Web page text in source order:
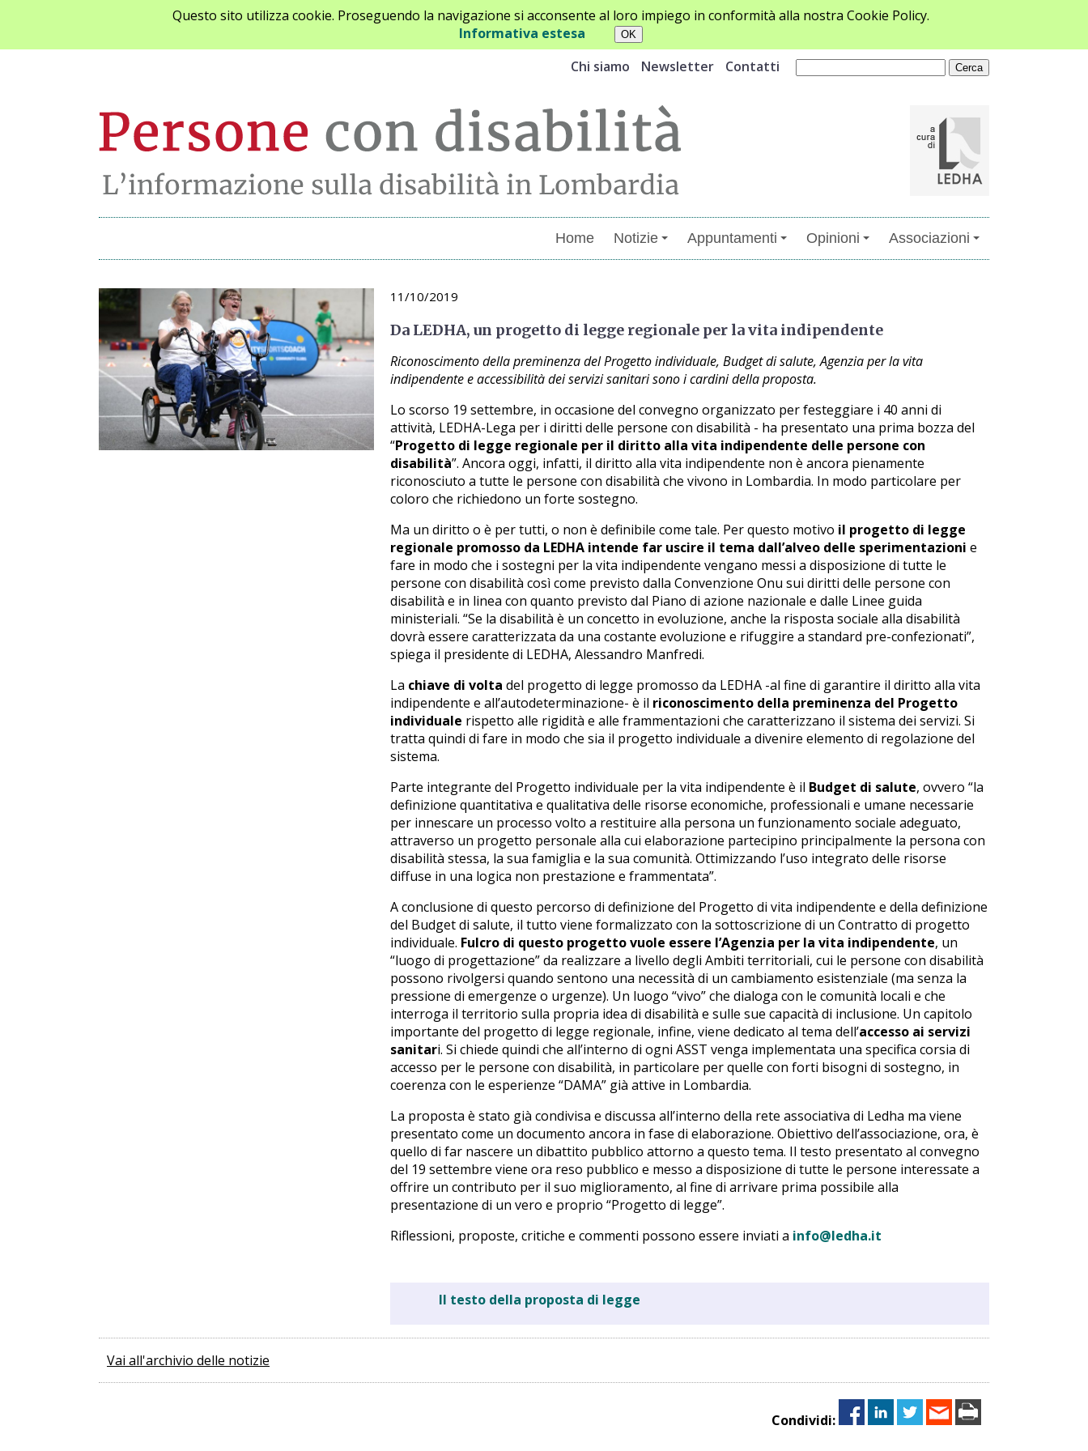
Questo sito utilizza cookie. Proseguendo la navigazione si acconsente al loro impiego in conformità alla nostra Cookie Policy.
Informativa estesa
Chi siamo
Newsletter Contatti
Home Notizie Appuntamenti Opinioni Associazioni
Archivio notizie 11/10/2019
Da LEDHA, un progetto di legge regionale per la vita indipendente
Riconoscimento della preminenza del Progetto individuale, Budget di salute, Agenzia per la vita
indipendente e accessibilità dei servizi sanitari sono i cardini della proposta.
Lo scorso 19 settembre, in occasione del convegno organizzato per festeggiare i 40 anni di
attività, LEDHA-Lega per i diritti delle persone con disabilità - ha presentato una prima bozza del
“Progetto di legge regionale per il diritto alla vita indipendente delle persone con
disabilità”. Ancora oggi, infatti, il diritto alla vita indipendente non è ancora pienamente
riconosciuto a tutte le persone con disabilità che vivono in Lombardia. In modo particolare per
coloro che richiedono un forte sostegno.
Ma un diritto o è per tutti, o non è definibile come tale. Per questo motivo il progetto di legge
regionale promosso da LEDHA intende far uscire il tema dall’alveo delle sperimentazioni e
fare in modo che i sostegni per la vita indipendente vengano messi a disposizione di tutte le
persone con disabilità così come previsto dalla Convenzione Onu sui diritti delle persone con
disabilità e in linea con quanto previsto dal Piano di azione nazionale e dalle Linee guida
ministeriali. “Se la disabilità è un concetto in evoluzione, anche la risposta sociale alla disabilità
dovrà essere caratterizzata da una costante evoluzione e rifuggire a standard pre-confezionati”,
spiega il presidente di LEDHA, Alessandro Manfredi.
La chiave di volta del progetto di legge promosso da LEDHA -al fine di garantire il diritto alla vita
indipendente e all’autodeterminazione- è il riconoscimento della preminenza del Progetto
individuale rispetto alle rigidità e alle frammentazioni che caratterizzano il sistema dei servizi. Si
tratta quindi di fare in modo che sia il progetto individuale a divenire elemento di regolazione del
sistema.
Parte integrante del Progetto individuale per la vita indipendente è il Budget di salute, ovvero “la
definizione quantitativa e qualitativa delle risorse economiche, professionali e umane necessarie
per innescare un processo volto a restituire alla persona un funzionamento sociale adeguato,
attraverso un progetto personale alla cui elaborazione partecipino principalmente la persona con
disabilità stessa, la sua famiglia e la sua comunità. Ottimizzando l’uso integrato delle risorse
diffuse in una logica non prestazione e frammentata”.
A conclusione di questo percorso di definizione del Progetto di vita indipendente e della definizione
del Budget di salute, il tutto viene formalizzato con la sottoscrizione di un Contratto di progetto
individuale. Fulcro di questo progetto vuole essere l’Agenzia per la vita indipendente, un
“luogo di progettazione” da realizzare a livello degli Ambiti territoriali, cui le persone con disabilità
possono rivolgersi quando sentono una necessità di un cambiamento esistenziale (ma senza la
pressione di emergenze o urgenze). Un luogo “vivo” che dialoga con le comunità locali e che
interroga il territorio sulla propria idea di disabilità e sulle sue capacità di inclusione. Un capitolo
importante del progetto di legge regionale, infine, viene dedicato al tema dell’accesso ai servizi
sanitari. Si chiede quindi che all’interno di ogni ASST venga implementata una specifica corsia di
accesso per le persone con disabilità, in particolare per quelle con forti bisogni di sostegno, in
coerenza con le esperienze “DAMA” già attive in Lombardia.
La proposta è stato già condivisa e discussa all’interno della rete associativa di Ledha ma viene
presentato come un documento ancora in fase di elaborazione. Obiettivo dell’associazione, ora, è
quello di far nascere un dibattito pubblico attorno a questo tema. Il testo presentato al convegno
del 19 settembre viene ora reso pubblico e messo a disposizione di tutte le persone interessate a
offrire un contributo per il suo miglioramento, al fine di arrivare prima possibile alla
presentazione di un vero e proprio “Progetto di legge”.
Riflessioni, proposte, critiche e commenti possono essere inviati a info@ledha.it
Il testo della proposta di legge
Vai all'archivio delle notizie
Condividi: